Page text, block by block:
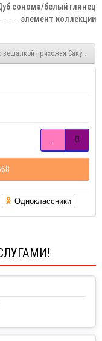
сонома/белый глянец
элемент коллекции
вешалкой прихожая Сакура
Одноклассники